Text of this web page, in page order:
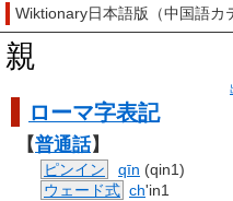
Wiktionary日本語版（中国語カ
親
ローマ字表記
【普通話】
ピンイン qīn (qin1)
ウェード式 ch'in1